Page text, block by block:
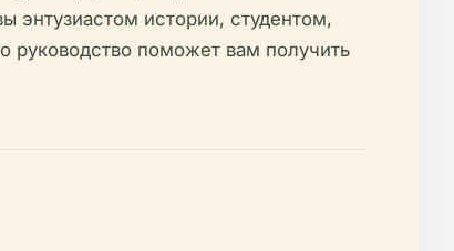
энтузиастом истории, студентом,
поможет вам получить